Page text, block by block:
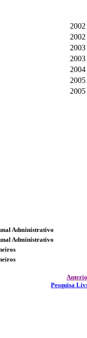
2002
2002
2003
2003
2004
2005
2005
Administrativo
Administrativo
Pesquisa